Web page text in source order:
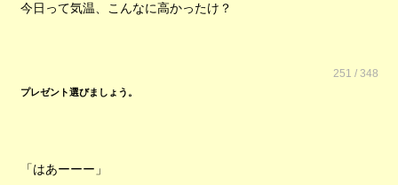
今日って気温、こんなに高かったけ？
251 / 348
プレゼント選びましょう。
「はあーーー」